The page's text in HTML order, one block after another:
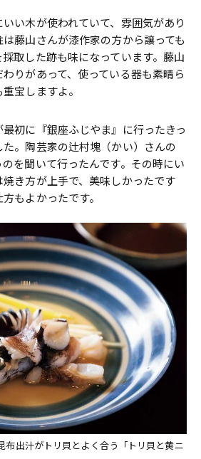
い木が使われていて、雰囲気があり
藤山さんが漆作家の方から譲っても
取した跡も味になっています。藤山
りがあって、使っている器も素晴ら
宝しますよ。
初に『銀座ふじやま』に行ったきっ
。陶芸家の辻村塊（かい）さんの
を聞いて行ったんです。その時にい
き方が上手で、美味しかったです
もよかったです。
布出汁がトリ貝とよく合う「トリ貝と黄ニ